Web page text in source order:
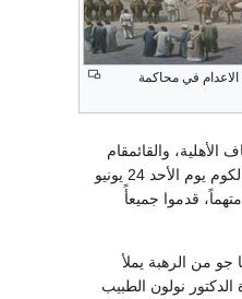
في محاكمة
والقائمقام
لادلو القائم بأعمال المحاماة والقضاء بجيش الاحتلال، وأحمد فتحي بك زغلول باشا رئيس محكمة مصر الابتدائية، وأن يكون انعقادها في شبين الكوم يوم الأحد 24 يونيو
قدموا جميعأً
يحيط بها جو من الرهبة يملأ
نولون الطبيب